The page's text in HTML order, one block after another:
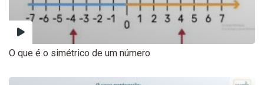
O que é o simétrico de um número